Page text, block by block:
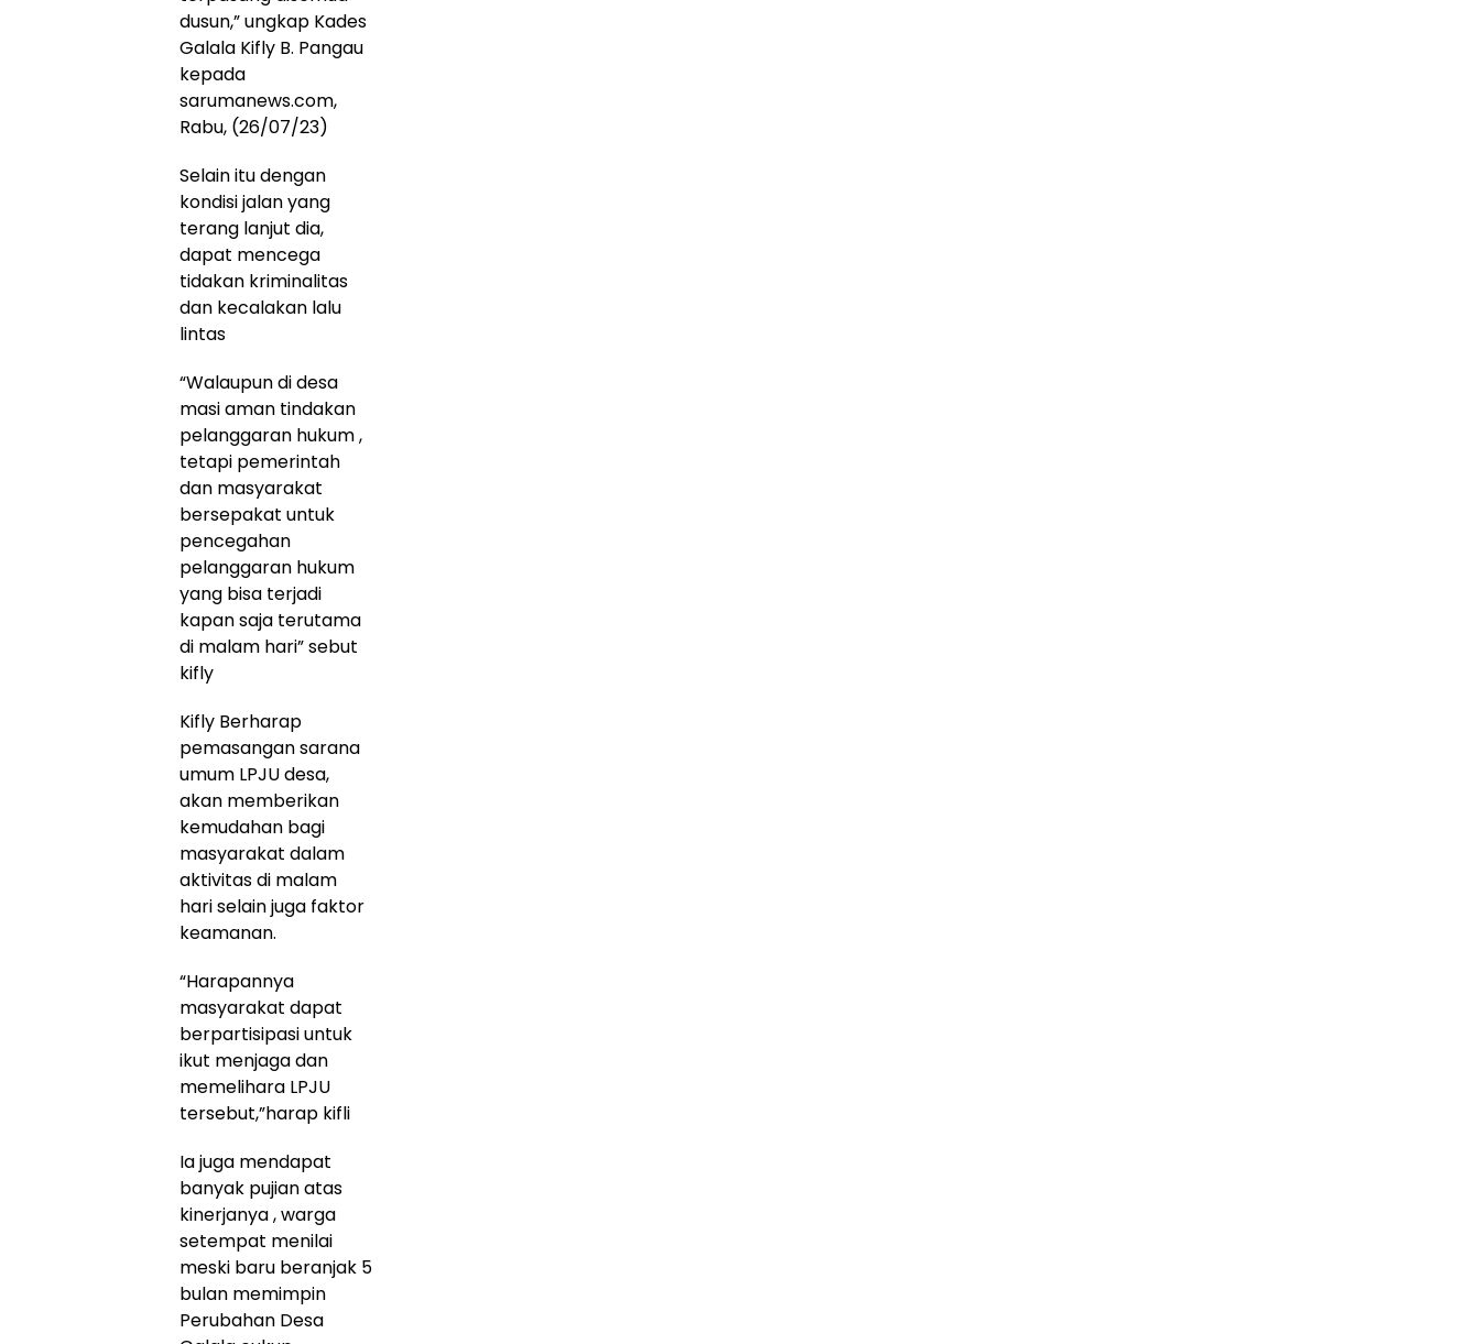
dusun,” ungkap Kades
Galala Kifly B. Pangau
kepada
sarumanews.com,
Rabu, (26/07/23)
Selain itu dengan
kondisi jalan yang
terang lanjut dia,
dapat mencega
tidakan kriminalitas
dan kecalakan lalu
lintas
“Walaupun di desa
masi aman tindakan
pelanggaran hukum ,
tetapi pemerintah
dan masyarakat
bersepakat untuk
pencegahan
pelanggaran hukum
yang bisa terjadi
kapan saja terutama
di malam hari” sebut
kifly
Kifly Berharap
pemasangan sarana
umum LPJU desa,
akan memberikan
kemudahan bagi
masyarakat dalam
aktivitas di malam
hari selain juga faktor
keamanan.
“Harapannya
masyarakat dapat
berpartisipasi untuk
ikut menjaga dan
memelihara LPJU
tersebut,”harap kifli
Ia juga mendapat
banyak pujian atas
kinerjanya , warga
setempat menilai
meski baru beranjak 5
bulan memimpin
Perubahan Desa